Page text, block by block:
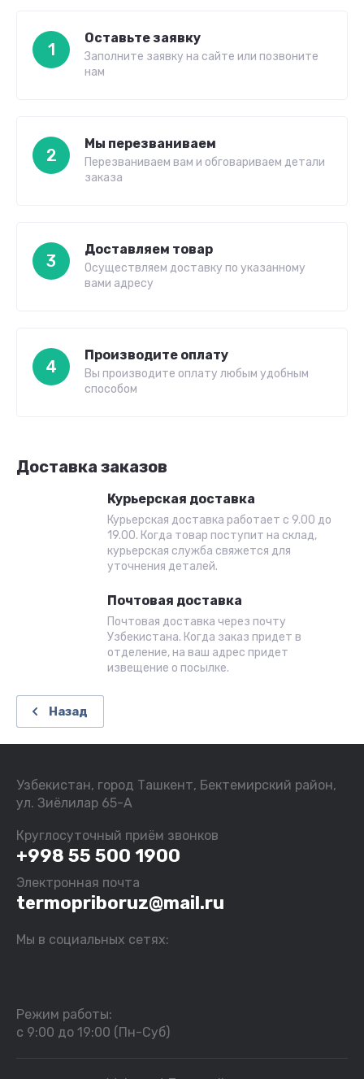
1
Оставьте заявку
Заполните заявку на сайте или позвоните
нам
2
Мы перезваниваем
Перезваниваем вам и обговариваем детали
заказа
3
Доставляем товар
Осуществляем доставку по указанному
вами адресу
4
Производите оплату
Вы производите оплату любым удобным
способом
Доставка заказов
Курьерская доставка
Курьерская доставка работает с 9.00 до
19.00. Когда товар поступит на склад,
курьерская служба свяжется для
уточнения деталей.
Почтовая доставка
Почтовая доставка через почту
Узбекистана. Когда заказ придет в
отделение, на ваш адрес придет
извещение о посылке.
Назад
Узбекистан, город Ташкент, Бектемирский район,
ул. Зиёлилар 65-А
Круглосуточный приём звонков
+998 55 500 1900
Электронная почта
termopriboruz@mail.ru
Мы в социальных сетях:
Режим работы:
с 9:00 до 19:00 (Пн-Суб)